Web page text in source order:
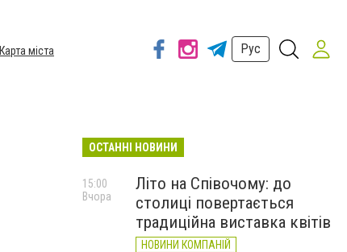
Карта міста
Рус
ОСТАННІ НОВИНИ
Літо на Співочому: до
столиці повертається
традиційна виставка квітів
НОВИНИ КОМПАНІЙ
15:00
Вчора